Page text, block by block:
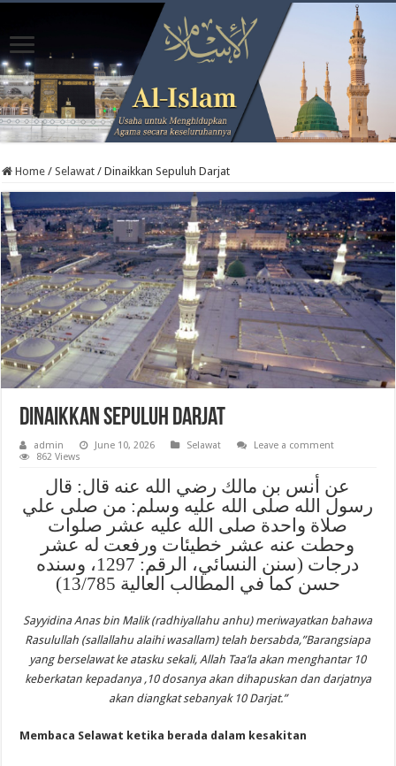
Home / Selawat / Dinaikkan Sepuluh Darjat
Dinaikkan Sepuluh Darjat
admin June 10, 2026 Selawat
Leave a comment
862 Views
عن أنس بن مالك رضي الله عنه قال: قال
رسول الله صلى الله عليه وسلم: من صلى علي
صلاة واحدة صلى الله عليه عشر صلوات
وحطت عنه عشر خطيئات ورفعت له عشر
درجات (سنن النسائي، الرقم: 1297، وسنده
حسن كما في المطالب العالية 13/785)
Sayyidina Anas bin Malik (radhiyallahu anhu) meriwayatkan bahawa
Rasulullah (sallallahu alaihi wasallam) telah bersabda,”Barangsiapa
yang berselawat ke atasku sekali, Allah Taa’la akan menghantar 10
keberkatan kepadanya ,10 dosanya akan dihapuskan dan darjatnya
akan diangkat sebanyak 10 Darjat.”
Membaca Selawat ketika berada dalam kesakitan